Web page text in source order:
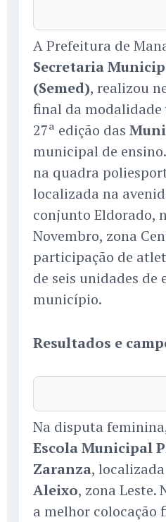
A Prefeitura de
Secretaria
(Semed), realizou
final da modalidade
27ª edição das
municipal de
na quadra
localizada na
conjunto Eldorado,
Novembro, zona
participação de
de seis unidades de
município.
Resultados e
Na disputa
Escola Municipal
Zaranza,
Aleixo, zona Leste.
a melhor colocação